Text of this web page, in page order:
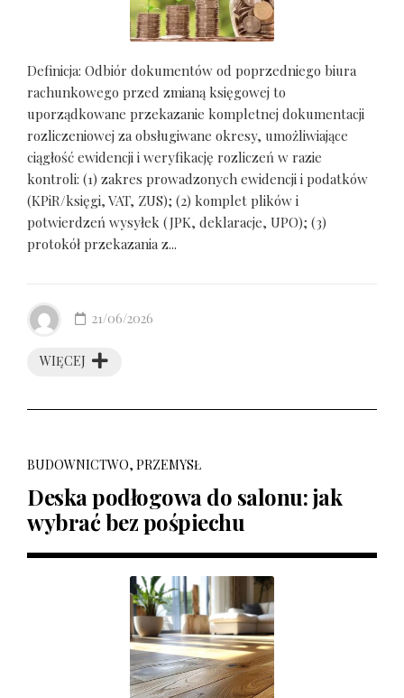
Definicja: Odbiór dokumentów od poprzedniego biura
rachunkowego przed zmianą księgowej to
uporządkowane przekazanie kompletnej dokumentacji
rozliczeniowej za obsługiwane okresy, umożliwiające
ciągłość ewidencji i weryfikację rozliczeń w razie
kontroli: (1) zakres prowadzonych ewidencji i podatków
(KPiR/księgi, VAT, ZUS); (2) komplet plików i
potwierdzeń wysyłek (JPK, deklaracje, UPO); (3)
protokół przekazania z...
WIĘCEJ
21/06/2026
BUDOWNICTWO, PRZEMYSŁ
Deska podłogowa do salonu: jak
wybrać bez pośpiechu